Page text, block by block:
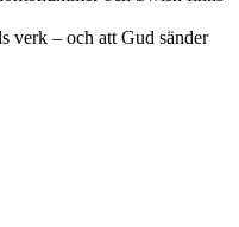
verk – och att Gud sänder